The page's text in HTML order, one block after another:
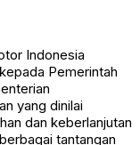
Indonesia
Pemerintah
yang dinilai
dan keberlanjutan
tantangan